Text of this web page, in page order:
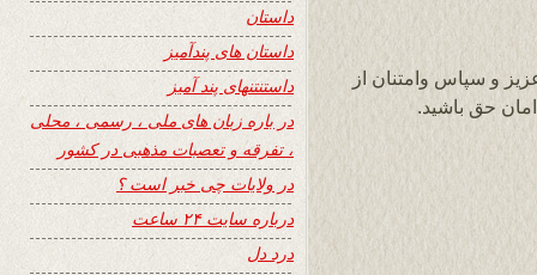
و سپاس وامتنان از
حق باشید.
داستان
داستان های پندآمیز
داستنتنهای پند آمیز
در باره زبان های ملی ، رسمی ، محلی
، تفرقه و تعصبات مذهبی در کشور
در ولایات چی خبر است ؟
درباره سایت ۲۴ ساعت
درد دل